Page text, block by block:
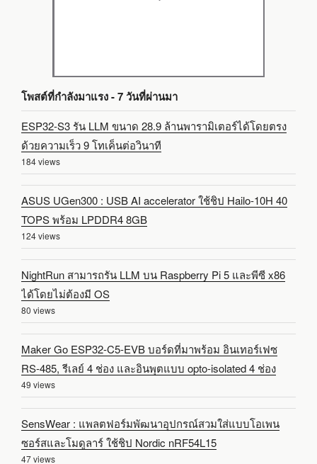
โพสต์ที่กำลังมาแรง - 7 วันที่ผ่านมา
ESP32-S3 รัน LLM ขนาด 28.9 ล้านพารามิเตอร์ได้โดยตรง
ด้วยความเร็ว 9 โทเค็นต่อวินาที
184 views
ASUS UGen300 : USB AI accelerator ใช้ชิป Hailo-10H 40
TOPS พร้อม LPDDR4 8GB
124 views
NightRun สามารถรัน LLM บน Raspberry Pi 5 และพีซี x86
ได้โดยไม่ต้องมี OS
80 views
Maker Go ESP32-C5-EVB บอร์ดที่มาพร้อม อินเทอร์เฟซ
RS-485, รีเลย์ 4 ช่อง และอินพุตแบบ opto-isolated 4 ช่อง
49 views
SensWear : แพลตฟอร์มพัฒนาอุปกรณ์สวมใส่แบบโอเพน
ซอร์สและโมดูลาร์ ใช้ชิป Nordic nRF54L15
47 views